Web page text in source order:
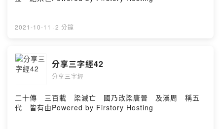
2021-10-11 · 2 分鐘
分享三字經42
分享三字經
二十傳 三百載 梁滅亡 國乃改梁唐晉 及漢周 稱五
代 皆有由Powered by Firstory Hosting